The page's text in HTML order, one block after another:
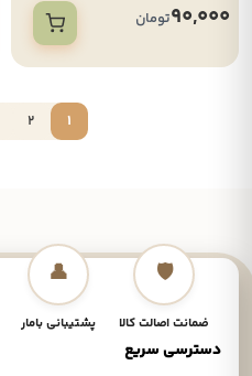
90,000تومان
1
2
🛡️
ضمانت اصالت کالا
👤
پشتیبانی بامار
دسترسی سریع